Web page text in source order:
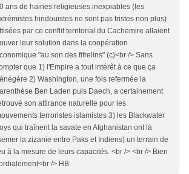
ans de haines religieuses inexpiables (les
hindouistes ne sont pas tristes non plus)
par ce conflit territorial du Cachemire allaient
leur solution dans la coopération
"au son des fifrelins" (c)<br /> Sans
que 1) l'Empire a tout intérêt à ce que ça
2) Washington, une fois refermée la
Ben Laden puis Daech, a certainement
son attirance naturelle pour les
terroristes islamistes 3) les Blackwater
qui traînent la savate en Afghanistan ont là
la zizanie entre Paks et Indiens) un terrain de
à la mesure de leurs capacités. <br /> <br /> Bien
/> HB